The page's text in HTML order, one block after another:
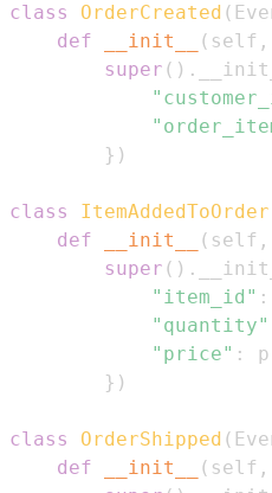
class OrderCreated (
def
__init__ ( self ,
super ( ) .
} )
class ItemAddedToOrder
def
__init__ ( self ,
super ( ) .
"item_id" :
"quantity"
"price" :
} )
class OrderShipped (
def
__init__ ( self ,